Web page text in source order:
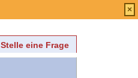
Stelle eine Frage
×